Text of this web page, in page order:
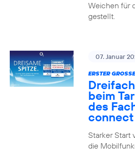
Weichen für
gestellt.
07. Januar
ERSTER
beim
des
connect
Starker Start
die